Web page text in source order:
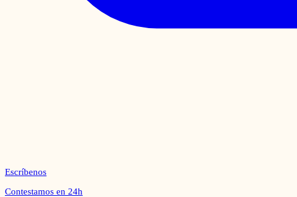
Escríbenos
Contestamos en 24h